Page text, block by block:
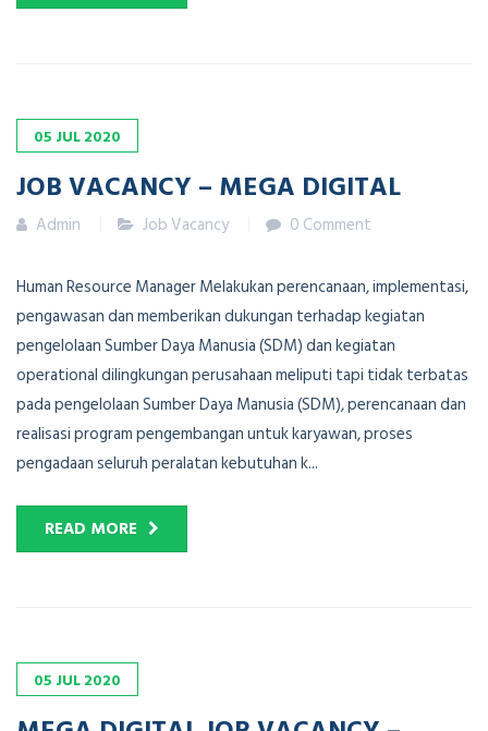
05 JUL2020
JOB VACANCY – MEGA DIGITAL
Admin Job Vacancy 0 Comment
Human Resource Manager Melakukan perencanaan, implementasi,
pengawasan dan memberikan dukungan terhadap kegiatan
pengelolaan Sumber Daya Manusia (SDM) dan kegiatan
operational dilingkungan perusahaan meliputi tapi tidak terbatas
pada pengelolaan Sumber Daya Manusia (SDM), perencanaan dan
realisasi program pengembangan untuk karyawan, proses
pengadaan seluruh peralatan kebutuhan k...
READ MORE
05 JUL2020